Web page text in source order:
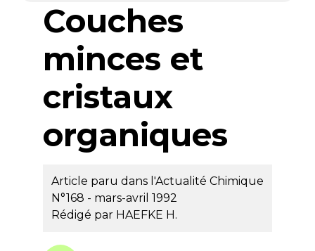
Couches
minces et
cristaux
organiques
Article paru dans l'Actualité Chimique
N°168 - mars-avril 1992
Rédigé par HAEFKE H.